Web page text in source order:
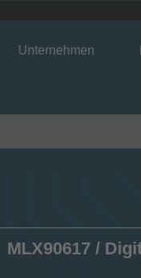
Unternehmen
MLX90617 /